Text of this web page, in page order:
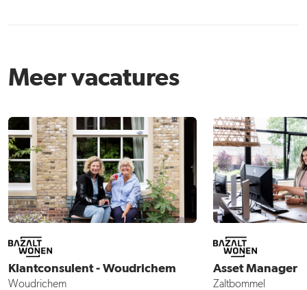
Meer vacatures
Klantconsulent - Woudrichem
Woudrichem
Asset Manager
Zaltbommel